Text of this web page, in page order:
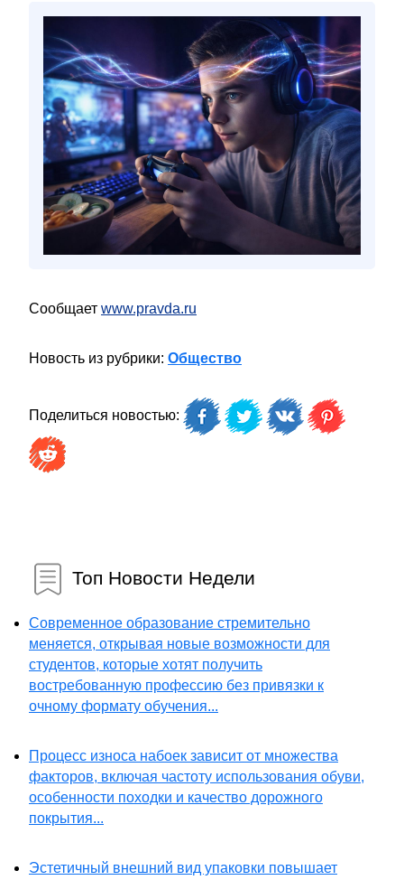
Сообщает www.pravda.ru
Новость из рубрики: Общество
Поделиться новостью:
Топ Новости Недели
Современное образование стремительно
меняется, открывая новые возможности для
студентов, которые хотят получить
востребованную профессию без привязки к
очному формату обучения...
Процесс износа набоек зависит от множества
факторов, включая частоту использования обуви,
особенности походки и качество дорожного
покрытия...
Эстетичный внешний вид упаковки повышает